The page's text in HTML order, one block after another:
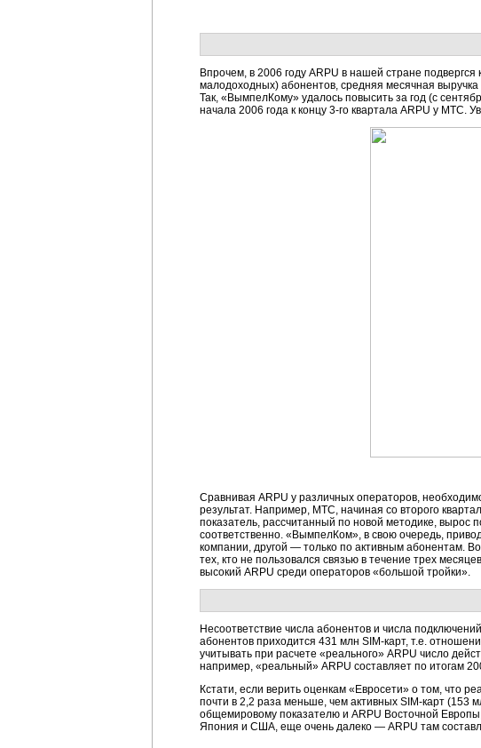
Впрочем, в 2006 году ARPU в нашей стране
малодоходных) абонентов, средняя месячная
Так, «ВымпелКому» удалось повысить за год (с
начала 2006 года к концу 3-го квартала ARPU у МТС.
Сравнивая ARPU у различных операторов,
результат. Например, МТС, начиная со второго
показатель, рассчитанный по новой методике,
соответственно. «ВымпелКом», в свою очередь,
компании, другой — только по активным абонентам.
тех, кто не пользовался связью в течение трех
высокий ARPU среди операторов «большой тройки».
Несоответствие числа абонентов и числа
абонентов приходится 431 млн SIM-карт, т.е.
учитывать при расчете «реального» ARPU число
например, «реальный» ARPU составляет по итогам
Кстати, если верить оценкам «Евросети» о том, что
почти в 2,2 раза меньше, чем активных SIM-карт (153
общемировому показателю и ARPU Восточной
Япония и США, еще очень далеко — ARPU там